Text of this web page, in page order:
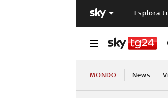
Esplora
MONDO News